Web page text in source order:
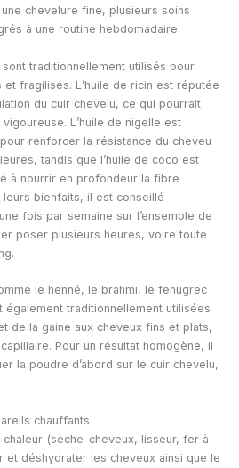
chevelure fine, plusieurs soins
à une routine hebdomadaire.
sont traditionnellement utilisés pour
fragilisés. L’huile de ricin est réputée
du cuir chevelu, ce qui pourrait
L’huile de nigelle est
renforcer la résistance du cheveu
tandis que l’huile de coco est
à nourrir en profondeur la fibre
bienfaits, il est conseillé
fois par semaine sur l’ensemble de
poser plusieurs heures, voire toute
le henné, le brahmi, le fenugrec
également traditionnellement utilisées
de la gaine aux cheveux fins et plats,
Pour un résultat homogène, il
la poudre d’abord sur le cuir chevelu,
chauffants
(sèche-cheveux, lisseur, fer à
et déshydrater les cheveux ainsi que le